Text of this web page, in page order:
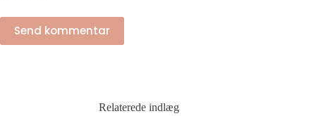
Send kommentar
Relaterede indlæg